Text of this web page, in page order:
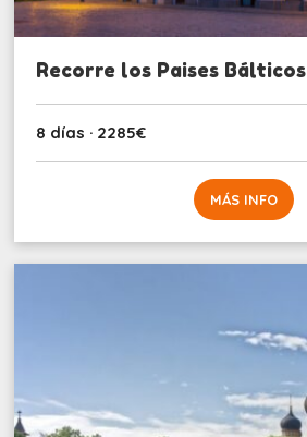
Recorre los Paises Bálticos
8 días · 2285€
MÁS INFO